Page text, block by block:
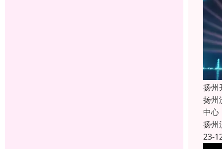
扬州
扬州
中心
扬州
23-